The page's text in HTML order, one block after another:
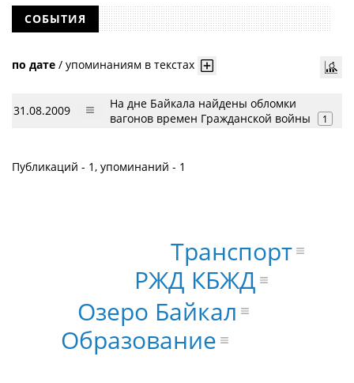
СОБЫТИЯ
по дате / упоминаниям в текстах
31.08.2009
На дне Байкала найдены обломки
вагонов времен Гражданской войны
1
Публикаций - 1, упоминаний - 1
Озеро Байкал
РЖД КБЖД
Образование
Транспорт